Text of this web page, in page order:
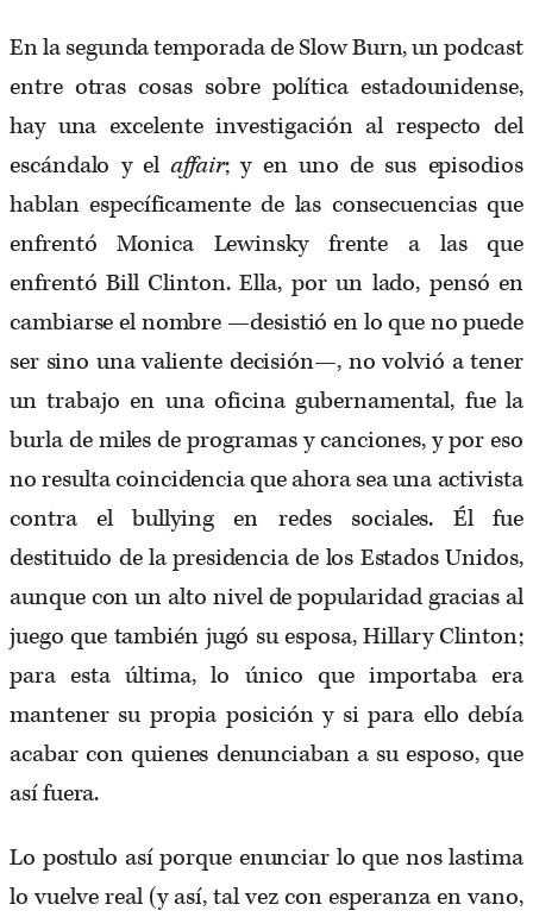
En la segunda temporada de Slow Burn, un podcast
entre otras cosas sobre política estadounidense,
hay una excelente investigación al respecto del
escándalo y elaffair; y en uno de sus episodios
hablan específicamente de las consecuencias que
enfrentó Monica Lewinsky frente a las que
enfrentó Bill Clinton. Ella, por un lado, pensó en
cambiarse el nombre —desistió en lo que no puede
ser sino una valiente decisión—, no volvió a tener
un trabajo en una oficina gubernamental, fue la
burla de miles de programas y canciones, y por eso
no resulta coincidencia que ahora sea una activista
contra el bullying en redes sociales. Él fue
destituido de la presidencia de los Estados Unidos,
aunque con un alto nivel de popularidad gracias al
juego que también jugó su esposa, Hillary Clinton;
para esta última, lo único que importaba era
mantener su propia posición y si para ello debía
acabar con quienes denunciaban a su esposo, que
así fuera.
Lo postulo así porque enunciar lo que nos lastima
lo vuelve real (y así, tal vez con esperanza en vano,